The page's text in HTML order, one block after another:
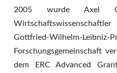
2005 wurde Axel
Gottfried-Wilhelm-
Forschungsgemeinschaft
dem ERC Advanced